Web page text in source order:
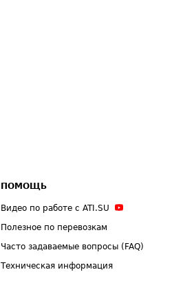
ПОМОЩЬ
Видео по работе с ATI.SU
Полезное по перевозкам
Часто задаваемые вопросы (FAQ)
Техническая информация